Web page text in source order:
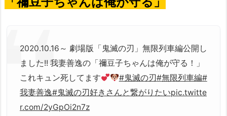
2020.10.16～ 劇場版「鬼滅の刃」無限列車編公開し
ました!! 我妻善逸の「禰豆子ちゃんは俺が守る！」
これキュン死してます
#鬼滅の刃#無限列車編#
我妻善逸#鬼滅の刃好きさんと繋がりたいpic.twitte
r.com/2yGpOi2n7z